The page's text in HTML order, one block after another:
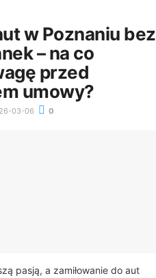
w Poznaniu bez
– na co
przed
umowy?
03-06 0
pasją, a zamiłowanie do aut